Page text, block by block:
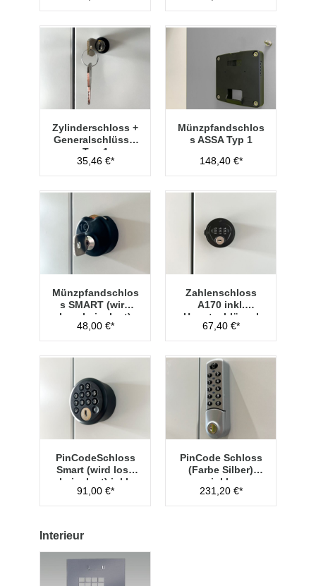
Zylinderschloss +
Generalschlüssel
Typ 1
35,46 €*
Münzpfandschlos
s ASSA Typ 1
148,40 €*
Münzpfandschlos
s SMART (wird
lose beigelegt)
48,00 €*
Zahlenschloss
A170 inkl.
Hauptschlüssel
Typ 1
67,40 €*
PinCodeSchloss
Smart (wird lose
beigelegt) inkl.
Managementschl
üssel
91,00 €*
PinCode Schloss
(Farbe Silber)
inkl.
Hauptschlüssel
Typ 1
231,20 €*
Interieur